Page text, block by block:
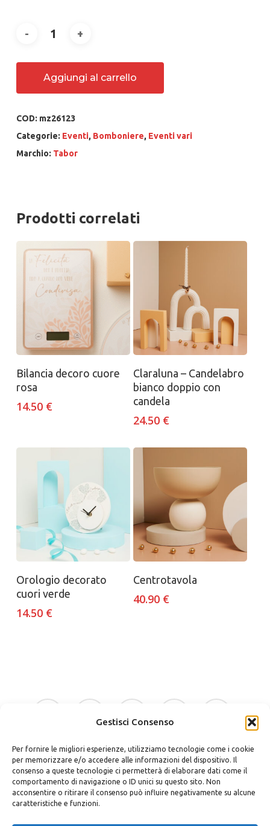
Gestisci Consenso
Per fornire le migliori esperienze, utilizziamo tecnologie come i cookie
per memorizzare e/o accedere alle informazioni del dispositivo. Il
consenso a queste tecnologie ci permetterà di elaborare dati come il
comportamento di navigazione o ID unici su questo sito. Non
acconsentire o ritirare il consenso può influire negativamente su alcune
caratteristiche e funzioni.
Aggiungi al carrello
COD: mz26123
Categorie: Eventi, Bomboniere, Eventi vari
Marchio: Tabor
Prodotti correlati
Aggiungi al carrello
Bilancia decoro cuore
rosa
14.50 €
Aggiungi al carrello
Claraluna – Candelabro
bianco doppio con
candela
24.50 €
Aggiungi al carrello
Orologio decorato
cuori verde
14.50 €
Aggiungi al carrello
Centrotavola
40.90 €
facebook
google-
instagram whatsapp tiktok
phone email